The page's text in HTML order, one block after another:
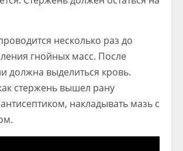
несколько раз до
гнойных масс. После
должна выделиться кровь.
стержень вышел рану
накладывать мазь с